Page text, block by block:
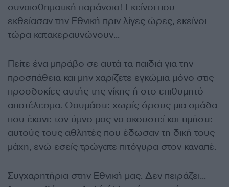
συναισθηματική παράνοια! Εκείνοι που
εκθείασαν την Εθνική πριν λίγες ώρες, εκείνοι
τώρα κατακεραυνώνουν…
Πείτε ένα μπράβο σε αυτά τα παιδιά για την
προσπάθεια και μην χαρίζετε εγκώμια μόνο στις
προσδοκίες αυτής της νίκης ή στο επιθυμητό
αποτέλεσμα. Θαυμάστε χωρίς όρους μια ομάδα
που έκανε τον ύμνο μας να ακουστεί και τιμήστε
αυτούς τους αθλητές που έδωσαν τη δική τους
μάχη, ενώ εσείς τρώγατε πιτόγυρα στον καναπέ.
Συγχαρητήρια στην Εθνική μας. Δεν πειράζει…